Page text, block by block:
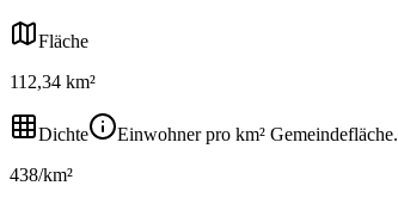
Fläche
112,34 km²
Dichte
Einwohner pro km² Gemeindefläche.
438/km²